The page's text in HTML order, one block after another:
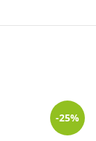
-25%